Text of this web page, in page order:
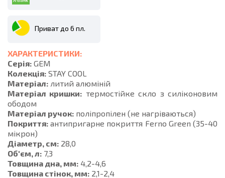
Приват до 6 пл.
ХАРАКТЕРИСТИКИ:
Серія: GEM
Колекція: STAY COOL
Матеріал: литий алюміній
Матеріал кришки: термостійке скло з силіконовим
ободом
Матеріал ручок: поліпропілен (не нагріваються)
Покриття: антипригарне покриття Ferno Green (35-40
мікрон)
Діаметр, см: 28,0
Об'єм, л: 7,3
Товщина дна, мм: 4,2-4,6
Товщина стінок, мм: 2,1-2,4